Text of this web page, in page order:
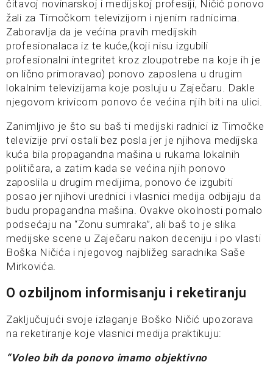
čitavoj novinarskoj i medijskoj profesiji, Ničić ponovo
žali za Timočkom televizijom i njenim radnicima.
Zaboravlja da je većina pravih medijskih
profesionalaca iz te kuće,(koji nisu izgubili
profesionalni integritet kroz zloupotrebe na koje ih je
on lično primoravao) ponovo zaposlena u drugim
lokalnim televizijama koje posluju u Zaječaru. Dakle
njegovom krivicom ponovo će većina njih biti na ulici.
Zanimljivo je što su baš ti medijski radnici iz Timočke
televizije prvi ostali bez posla jer je njihova medijska
kuća bila propagandna mašina u rukama lokalnih
političara, a zatim kada se većina njih ponovo
zaposlila u drugim medijima, ponovo će izgubiti
posao jer njihovi urednici i vlasnici medija odbijaju da
budu propagandna mašina. Ovakve okolnosti pomalo
podsećaju na “Zonu sumraka”, ali baš to je slika
medijske scene u Zaječaru nakon deceniju i po vlasti
Boška Ničića i njegovog najbližeg saradnika Saše
Mirkovića.
O ozbiljnom informisanju i reketiranju
Zaključujući svoje izlaganje Boško Ničić upozorava
na reketiranje koje vlasnici medija praktikuju:
“Voleo bih da ponovo imamo objektivno